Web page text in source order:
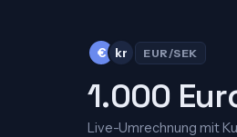
€ kr EUR/SEK
1.000
Live-Umrechnung mit